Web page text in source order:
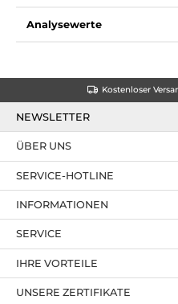
Analysewerte
Kostenloser
NEWSLETTER
SERVICE-HOTLINE
IHRE VORTEILE
ÜBER UNS
UNSERE ZERTIFIKATE
INFORMATIONEN
SERVICE